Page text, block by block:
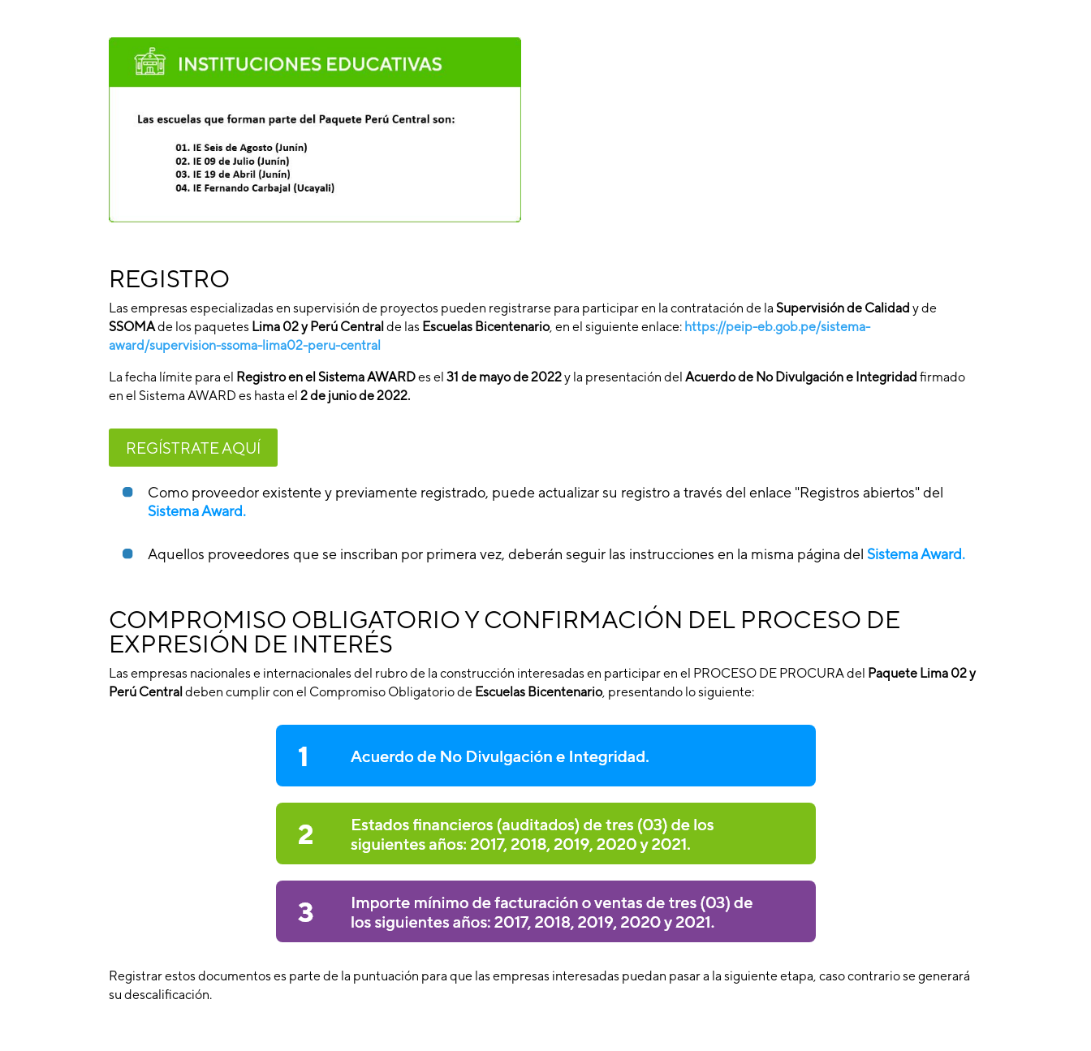
REGISTRO
Las empresas especializadas en supervisión de proyectos pueden registrarse para participar en la contratación de la Supervisión de Calidad y de
SSOMAde los paquetes Lima 02 y Perú Central de las Escuelas Bicentenario, en el siguiente enlace: https://peip-eb.gob.pe/sistema-
award/supervision-ssoma-lima02-peru-central
La fecha límite para el Registro en el Sistema AWARDes el 31 de mayo de 2022y la presentación delAcuerdo de No Divulgación e Integridad firmado
en el Sistema AWARD es hasta el2 de junio de 2022.
REGÍSTRATE AQUÍ
Como proveedor existente y previamente registrado, puede actualizar su registro a través del enlace "Registros abiertos" del
Sistema Award.
Aquellos proveedores que se inscriban por primera vez, deberán seguir las instrucciones en la misma página del Sistema Award.
COMPROMISO OBLIGATORIO Y CONFIRMACIÓN DEL PROCESO DE
EXPRESIÓN DE INTERÉS
Las empresas nacionales e internacionales del rubro de la construcción interesadas en participar en el PROCESO DE PROCURA del Paquete Lima 02 y
Perú Central deben cumplir con el Compromiso Obligatorio de Escuelas Bicentenario, presentando lo siguiente:
Registrar estos documentos es parte de la puntuación para que las empresas interesadas puedan pasar a la siguiente etapa, caso contrario se generará
su descalificación.